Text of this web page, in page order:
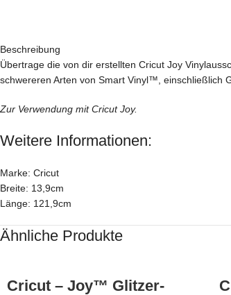
Beschreibung
Übertrage die von dir erstellten Cricut Joy
schwereren Arten von Smart Vinyl™, einschließlich
Zur Verwendung mit Cricut Joy.
Weitere Informationen:
Marke: Cricut
Breite: 13,9cm
Länge: 121,9cm
Ähnliche Produkte
Cricut – Joy™ Glitzer-